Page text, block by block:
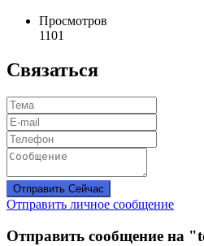
Просмотров
1101
Связаться
Отправить Сейчас
Отправить личное сообщение
Отправить сообщение на